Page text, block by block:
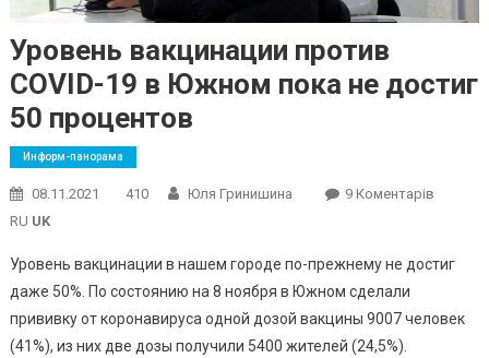
Уровень вакцинации против
COVID-19 в Южном пока не достиг
50 процентов
Информ-панорама
08.11.2021 410 Юля Гринишина 9 КоментарівДо
Против
19
RU UK
Уровень вакцинации в нашем городе по-прежнему не достиг
даже 50%. По состоянию на 8 ноября в Южном сделали
прививку от коронавируса одной дозой вакцины 9007 человек
(41%), из них две дозы получили 5400 жителей (24,5%).